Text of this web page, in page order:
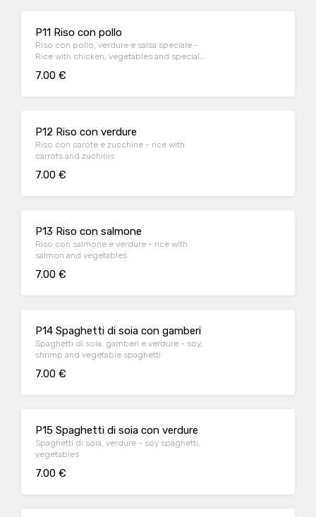
P11 Riso con pollo
Riso con pollo, verdure e salsa speciale -
Rice with chicken, vegetables and special
7.00 €
P12 Riso con verdure
Riso con carote e zucchine - rice with
carrots and zuchinis
7.00 €
P13 Riso con salmone
Riso con salmone e verdure - rice with
salmon and vegetables
7.00 €
P14 Spaghetti di soia con gamberi
Spaghetti di soia, gamberi e verdure - soy,
shrimp and vegetable spaghetti
7.00 €
P15 Spaghetti di soia con verdure
Spaghetti di soia, verdure - soy spaghetti,
vegetables
7.00 €